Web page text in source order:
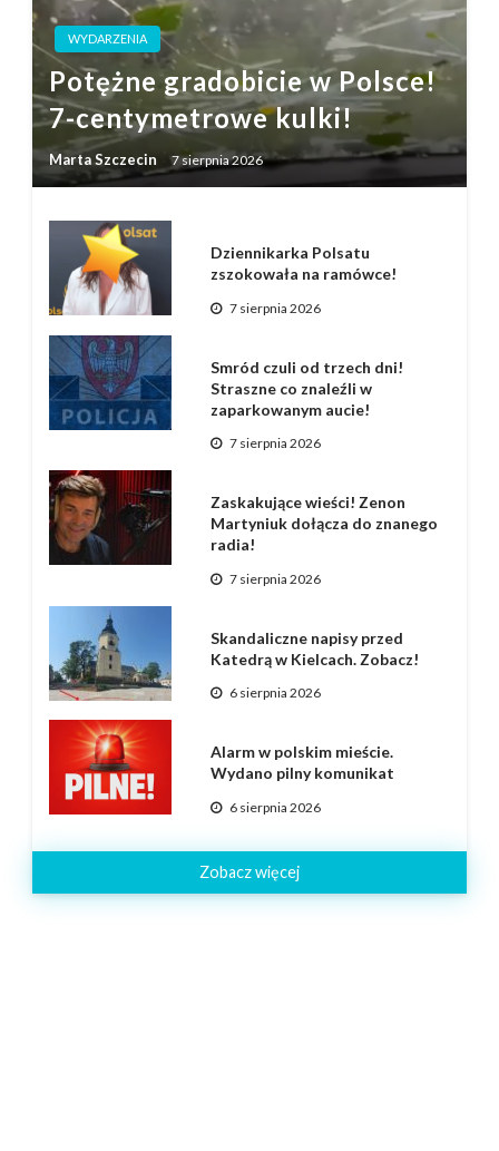
WYDARZENIA
Potężne gradobicie w Polsce!
7-centymetrowe kulki!
Marta Szczecin 7 sierpnia 2026
Dziennikarka Polsatu
zszokowała na ramówce!
7 sierpnia 2026
Smród czuli od trzech dni!
Straszne co znaleźli w
zaparkowanym aucie!
7 sierpnia 2026
Zaskakujące wieści! Zenon
Martyniuk dołącza do znanego
radia!
7 sierpnia 2026
Skandaliczne napisy przed
Katedrą w Kielcach. Zobacz!
6 sierpnia 2026
Alarm w polskim mieście.
Wydano pilny komunikat
6 sierpnia 2026
Zobacz więcej